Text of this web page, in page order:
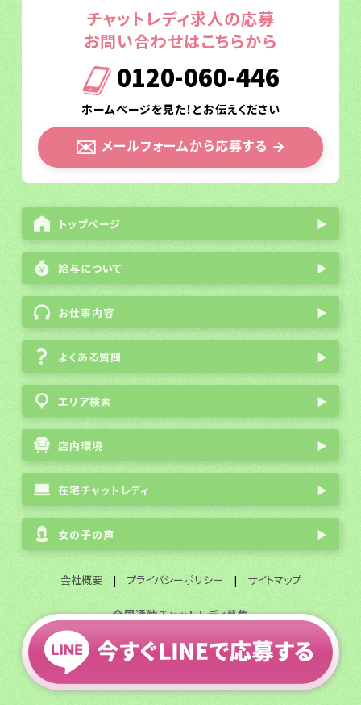
チャットレディ求人の応募
お問い合わせはこちらから
0120-060-446
ホームページを見た！とお伝えください
✉️ メールフォームから応募する →
トップページ ▶
給与について ▶
お仕事内容 ▶
よくある質問 ▶
エリア検索 ▶
店内環境 ▶
在宅チャットレディ ▶
女の子の声 ▶
会社概要| プライバシーポリシー | サイトマップ
全国通勤チャットレディ募集